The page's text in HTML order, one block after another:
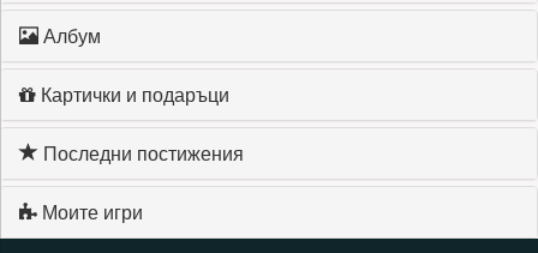
Албум
Картички и подаръци
Последни постижения
Моите игри